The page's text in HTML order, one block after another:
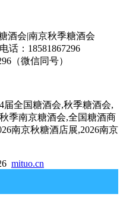
酒会|南京秋季糖酒会
话：18581867296
（微信同号）
届全国糖酒会,秋季糖酒会,
季南京糖酒会,全国糖酒商
南京秋糖酒店展,2026南京
mituo.cn